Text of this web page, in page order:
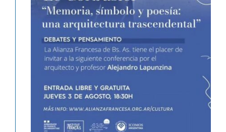
Le Corbusier. Memoria, símbolo y
poesía: una arquitectura
trascendental.
Agenda